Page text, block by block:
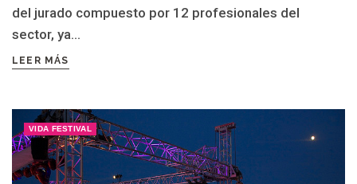
del jurado compuesto por 12 profesionales del
sector, ya...
LEER MÁS
VIDA FESTIVAL